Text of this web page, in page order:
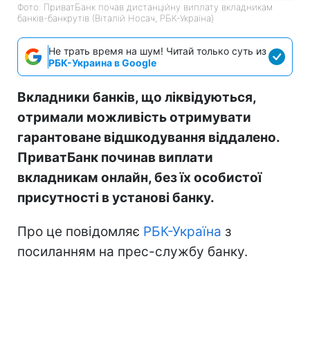
Фото: ПриватБанк почав дистанційну виплату вкладникам
банків-банкрутів (Віталій Носач, РБК-Україна)
Не трать время на шум! Читай только суть из
РБК-Украина в Google
Вкладники банків, що ліквідуються,
отримали можливість отримувати
гарантоване відшкодування віддалено.
ПриватБанк починав виплати
вкладникам онлайн, без їх особистої
присутності в установі банку.
Про це повідомляє РБК-Україна з
посиланням на прес-службу банку.